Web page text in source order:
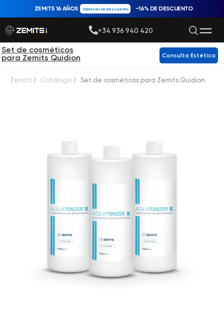
Obtener mi descuento
ZEMITS 16 AÑOS −16% DE DESCUENTO
+34 936 940 420
Set de cosméticos
para Zemits Quidion
Consulta Estética
Zemits / Catálogo / Set de cosméticos para Zemits Quidion